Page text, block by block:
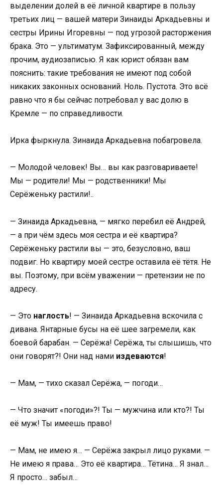
выделении долей в её личной квартире в пользу
третьих лиц — вашей матери Зинаиды Аркадьевны и
сестры Ирины Игоревны — под угрозой расторжения
брака. Это — ультиматум. Зафиксированный, между
прочим, аудиозаписью. Я как юрист обязан вам
пояснить: такие требования не имеют под собой
никаких законных оснований. Ноль. Пустота. Это всё
равно что я бы сейчас потребовал у вас долю в
Кремле — по справедливости.
Ирка фыркнула. Зинаида Аркадьевна побагровела.
— Молодой человек! Вы… вы как разговариваете!
Мы — родители! Мы — родственники! Мы
Серёженьку растили!..
— Зинаида Аркадьевна, — мягко перебил её Андрей,
— а при чём здесь моя сестра и её квартира?
Серёженьку растили вы — это, безусловно, ваш
подвиг. Но квартиру моей сестре оставила её тётя. Не
вы. Поэтому, при всём уважении — претензии не по
адресу.
— Это наглость! — Зинаида Аркадьевна вскочила с
дивана. Янтарные бусы на её шее загремели, как
боевой барабан. — Серёжа! Серёжа, ты слышишь, что
они говорят?! Они над нами издеваются!
— Мам, — тихо сказал Серёжа, — погоди…
— Что значит «погоди»?! Ты — мужчина или кто?! Ты
её муж! Ты имеешь право!
— Мам, не имею я… — Серёжа закрыл лицо руками. —
Не имею я права… Это её квартира… Тётина… Я знал…
Я просто… забыл…